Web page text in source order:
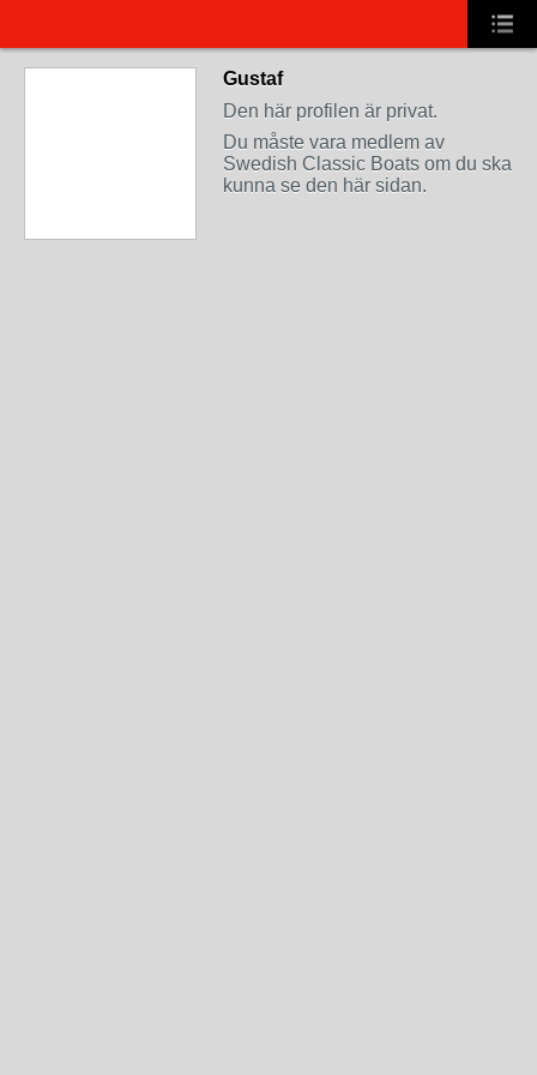
Gustaf
Den här profilen är privat.
Du måste vara medlem av
Swedish Classic Boats om du ska
kunna se den här sidan.